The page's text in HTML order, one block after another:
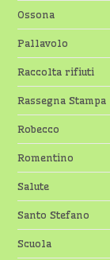
Ossona
Pallavolo
Raccolta rifiuti
Rassegna Stampa
Robecco
Romentino
Salute
Santo Stefano
Scuola